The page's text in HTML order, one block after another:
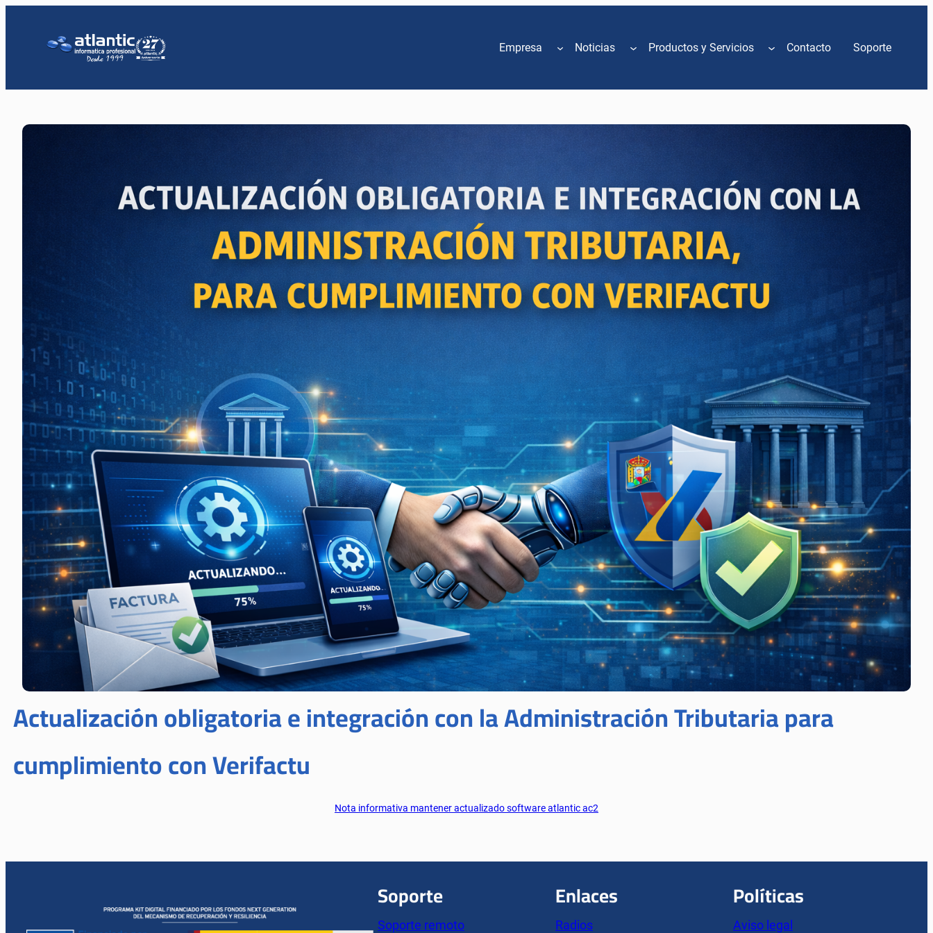
Empresa Noticias Productos y Servicios Contacto Soporte
Actualización obligatoria e integración con la Administración Tributaria para
cumplimiento con Verifactu
Nota informativa mantener actualizado software atlantic ac2
Soporte
Soporte remoto
Enlaces
Radios
Políticas
Aviso legal